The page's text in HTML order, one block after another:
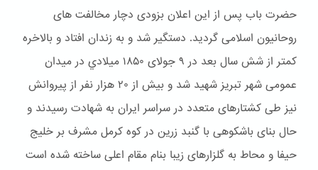
حضرت باب پس از این اعلان بزودی دچار مخالفت های
روحانیون اسلامی گردید. دستگیر شد و به زندان افتاد و بالاخره
کمتر از شش سال بعد در ۹ جولای ۱۸۵۰ ميلادي در میدان
عمومی شهر تبریز شهید شد و بیش از ۲۰ هزار نفر از پیروانش
نیز طی کشتارهای متعدد در سراسر ایران به شهادت رسیدند و
حال بنای باشكوهی با گنبد زرین در کوه کرمل مشرف بر خلیج
حیفا و محاط به گلزارهای زیبا بنام مقام اعلی ساخته شده است